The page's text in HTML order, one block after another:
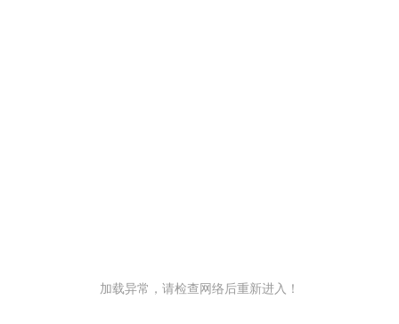
加载异常，请检查网络后重新进入！